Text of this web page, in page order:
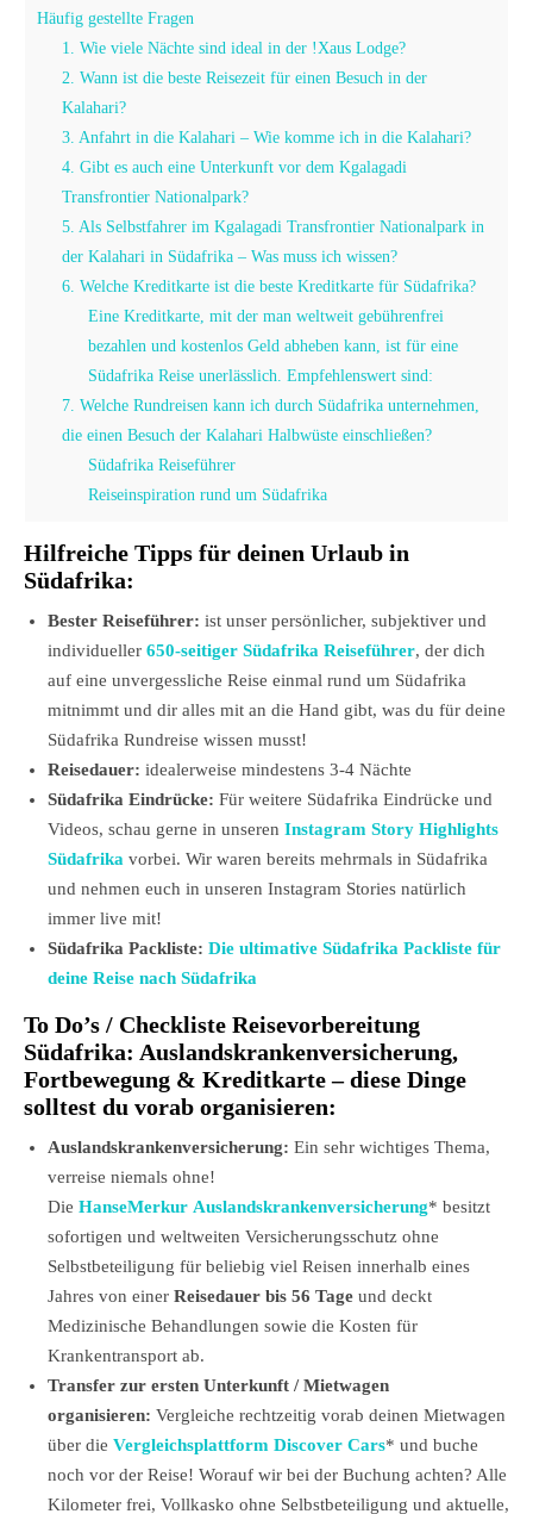
Häufig gestellte Fragen
1. Wie viele Nächte sind ideal in der !Xaus Lodge?
2. Wann ist die beste Reisezeit für einen Besuch in der
Kalahari?
3. Anfahrt in die Kalahari – Wie komme ich in die Kalahari?
4. Gibt es auch eine Unterkunft vor dem Kgalagadi
Transfrontier Nationalpark?
5. Als Selbstfahrer im Kgalagadi Transfrontier Nationalpark in
der Kalahari in Südafrika – Was muss ich wissen?
6. Welche Kreditkarte ist die beste Kreditkarte für Südafrika?
Eine Kreditkarte, mit der man weltweit gebührenfrei
bezahlen und kostenlos Geld abheben kann, ist für eine
Südafrika Reise unerlässlich. Empfehlenswert sind:
7. Welche Rundreisen kann ich durch Südafrika unternehmen,
die einen Besuch der Kalahari Halbwüste einschließen?
Südafrika Reiseführer
Reiseinspiration rund um Südafrika
Hilfreiche Tipps für deinen Urlaub in
Südafrika:
Bester Reiseführer: ist unser persönlicher, subjektiver und
individueller 650-seitiger Südafrika Reiseführer, der dich
auf eine unvergessliche Reise einmal rund um Südafrika
mitnimmt und dir alles mit an die Hand gibt, was du für deine
Südafrika Rundreise wissen musst!
Reisedauer: idealerweise mindestens 3-4 Nächte
Südafrika Eindrücke: Für weitere Südafrika Eindrücke und
Videos, schau gerne in unseren Instagram Story Highlights
Südafrika vorbei. Wir waren bereits mehrmals in Südafrika
und nehmen euch in unseren Instagram Stories natürlich
immer live mit!
Südafrika Packliste: Die ultimative Südafrika Packliste für
deine Reise nach Südafrika
To Do’s / Checkliste Reisevorbereitung
Südafrika: Auslandskrankenversicherung,
Fortbewegung & Kreditkarte – diese Dinge
solltest du vorab organisieren:
Auslandskrankenversicherung: Ein sehr wichtiges Thema,
verreise niemals ohne!
Die HanseMerkur Auslandskrankenversicherung* besitzt
sofortigen und weltweiten Versicherungsschutz ohne
Selbstbeteiligung für beliebig viel Reisen innerhalb eines
Jahres von einer Reisedauer bis 56 Tage und deckt
Medizinische Behandlungen sowie die Kosten für
Krankentransport ab.
Transfer zur ersten Unterkunft / Mietwagen
organisieren: Vergleiche rechtzeitig vorab deinen Mietwagen
über die Vergleichsplattform Discover Cars* und buche
noch vor der Reise! Worauf wir bei der Buchung achten? Alle
Kilometer frei, Vollkasko ohne Selbstbeteiligung und aktuelle,